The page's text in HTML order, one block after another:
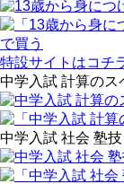
特設サイトはコチ
中学入試 計算のス
中学入試 社会 塾技